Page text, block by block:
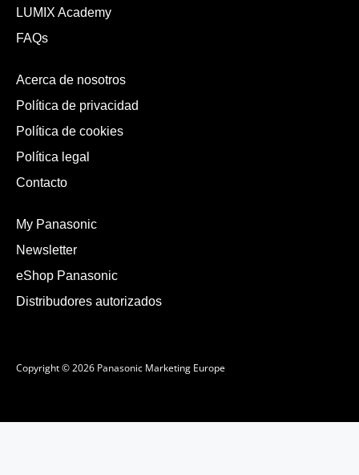
LUMIX Academy
FAQs
Acerca de nosotros
Política de privacidad
Política de cookies
Política legal
Contacto
My Panasonic
Newsletter
eShop Panasonic
Distribudores autorizados
Copyright © 2026 Panasonic Marketing Europe